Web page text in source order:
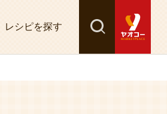
レシピを探す 検索
探す